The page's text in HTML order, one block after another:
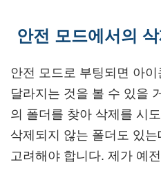
안전 모드에서의
안전 모드로 부팅되면 아이
달라지는 것을 볼 수 있을
의 폴더를 찾아 삭제를 시
삭제되지 않는 폴더도 있
고려해야 합니다. 제가 예